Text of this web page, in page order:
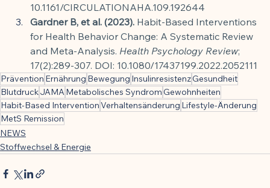
10.1161/CIRCULATIONAHA.109.192644
Gardner B, et al. (2023). Habit-Based Interventions
for Health Behavior Change: A Systematic Review
and Meta-Analysis. Health Psychology Review;
17(2):289-307. DOI: 10.1080/17437199.2022.2052111
Prävention Ernährung Bewegung InsulinresistenzGesundheit
BlutdruckJAMA Metabolisches SyndromGewohnheiten
Habit-Based InterventionVerhaltensänderung Lifestyle-Änderung
MetS Remission
NEWS
Stoffwechsel & Energie